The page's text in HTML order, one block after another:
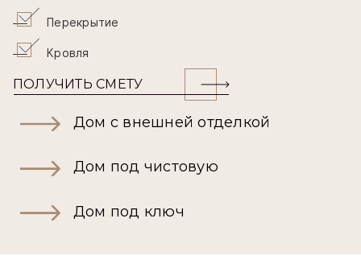
Перекрытие
Кровля
ПОЛУЧИТЬ СМЕТУ
Дом с внешней отделкой
Дом под чистовую
Дом под ключ